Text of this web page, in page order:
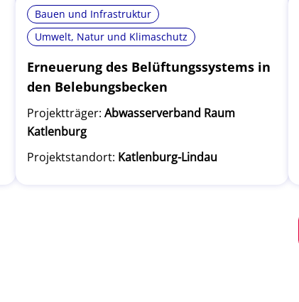
Bauen und Infrastruktur
Umwelt, Natur und Klimaschutz
Erneuerung des Belüftungssystems in
den Belebungsbecken
Projektträger: Abwasserverband Raum
Katlenburg
Projektstandort: Katlenburg-Lindau